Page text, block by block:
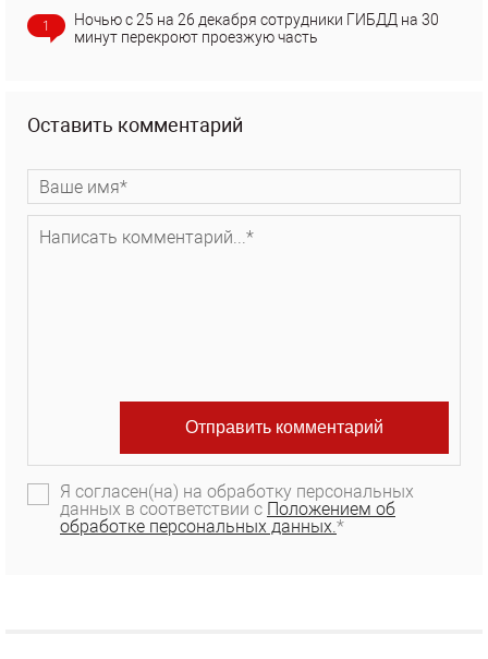
1
Ночью с 25 на 26 декабря сотрудники ГИБДД на 30
минут перекроют проезжую часть
Оставить комментарий
Я согласен(на) на обработку персональных
данных в соответствии с Положением об
обработке персональных данных.*